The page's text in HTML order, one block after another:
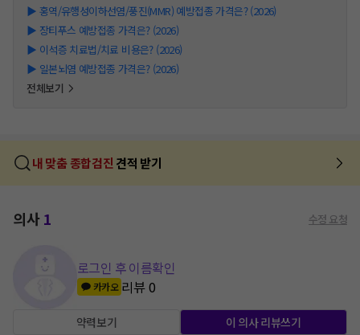
▶ 홍역/유행성이하선염/풍진(MMR) 예방접종 가격은? (2026)
▶ 장티푸스 예방접종 가격은? (2026)
▶ 이석증 치료법/치료 비용은? (2026)
▶ 일본뇌염 예방접종 가격은? (2026)
전체보기
내 맞춤 종합검진 견적 받기
의사1 수정 요청
로그인 후 이름확인
카카오 리뷰0
약력보기 이 의사 리뷰쓰기